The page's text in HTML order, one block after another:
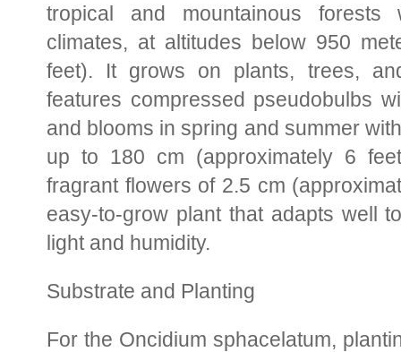
tropical and mountainous
climates, at altitudes below 950
feet). It grows on plants, trees,
features compressed pseudobulbs
and blooms in spring and summer
up to 180 cm (approximately 6
fragrant flowers of 2.5 cm
easy-to-grow plant that adapts well
light and humidity.
Substrate and Planting
For the Oncidium sphacelatum,